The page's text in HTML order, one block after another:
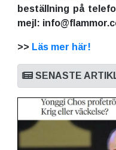
beställning på
mejl:
>> Läs mer här!
SENASTE